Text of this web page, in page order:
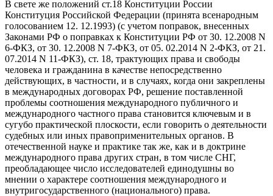
В свете же положений ст.18 Конституции России
Конституция Российской Федерации (принята всенародным
голосованием 12. 12.1993) (с учетом поправок, внесенных
Законами РФ о поправках к Конституции РФ от 30. 12.2008 N
6-ФКЗ, от 30. 12.2008 N 7-ФКЗ, от 05. 02.2014 N 2-ФКЗ, от 21.
07.2014 N 11-ФКЗ), ст. 18, трактующих права и свободы
человека и гражданина в качестве непосредственно
действующих, в частности, и в случаях, когда они закреплены
в международных договорах РФ, решение поставленной
проблемы соотношения международного публичного и
международного частного права становится ключевым и в
сугубо практической плоскости, если говорить о деятельности
судебных или иных правоприменительных органов. В
отечественной науке и практике так же, как и в доктрине
международного права других стран, в том числе СНГ,
преобладающее число исследователей единодушны во
мнении о характере соотношения международного и
внутригосударственного (национального) права.